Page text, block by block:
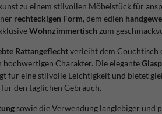
zu einem stilvollen Möbelstück für
rechteckigen Form, dem edlen
Wohnzimmertisch zum
Rattangeflechtverleiht dem Couchtisch
Charakter. Die elegante
für eine stilvolle Leichtigkeit und bietet
den täglichen Gebrauch.
sowie die Verwendung langlebiger und